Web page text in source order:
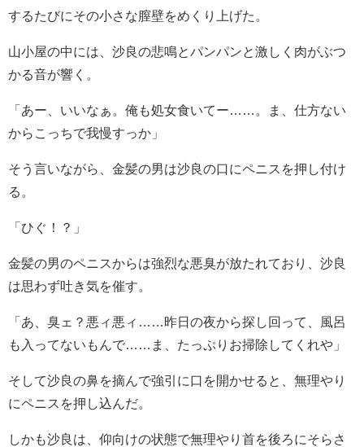
するたびにその小さな膣壁をめくり上げた。
山小屋の中には、沙良の悲鳴とパンパンと激しく肉がぶつ
かる音が響く。
「あー、いいなぁ。俺も処女食いてー……。ま、仕方ない
からこっちで我慢すっか」
そう言いながら、金髪の男は沙良の口にペニスを押し付け
る。
「ひぐ！？」
金髪の男のペニスからは強烈な悪臭が放たれており、沙良
は思わず吐き気を催す。
「あ、臭ェ？悪ィ悪ィ……昨日の夜から探し回って、風呂
も入ってないもんで……ま、たっぷりお掃除してくれや」
そして沙良の鼻を摘んで強引に口を開かせると、無理やり
にペニスを押し込んだ。
しかも沙良は、仰向けの状態で無理やり首を後ろにそらさ